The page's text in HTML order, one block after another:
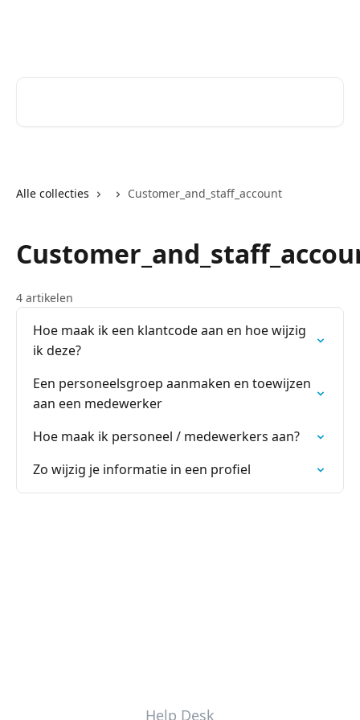
Alle collecties Customer_and_staff_account
4 artikelen
Hoe maak ik een klantcode aan en hoe wijzig
ik deze?
Een personeelsgroep aanmaken en toewijzen
aan een medewerker
Hoe maak ik personeel / medewerkers aan?
Zo wijzig je informatie in een profiel
Help Desk